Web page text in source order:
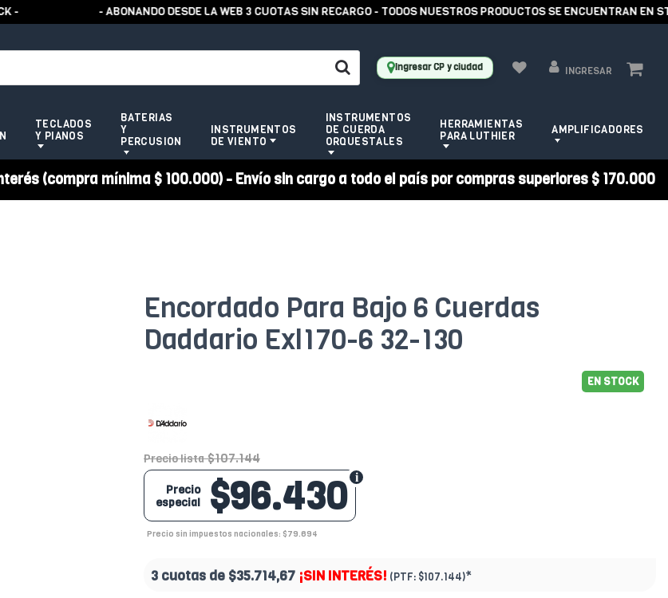
- ABONANDO DESDE LA WEB 3 CUOTAS SIN RECARGO - TODOS NUESTROS PRODUCTOS SE ENCUENTRAN EN
Ingresar CP y ciudad INGRESAR
TECLADOS
Y PIANOS
BATERIAS
Y
PERCUSION
INSTRUMENTOS
DE VIENTO
INSTRUMENTOS
DE CUERDA
ORQUESTALES
HERRAMIENTAS
PARA LUTHIER
AMPLIFICADORES
(compra mínima $ 100.000) - Envío sin cargo a todo el país por compras superiores $ 170.000
Encordado Para Bajo 6 Cuerdas
Daddario Exl170-6 32-130
EN STOCK
Precio lista $107.144
$96.430
Precio
especial
Precio sin impuestos nacionales: $79.694
3 cuotas de $35.714,67 ¡SIN INTERÉS! (PTF: $107.144)*